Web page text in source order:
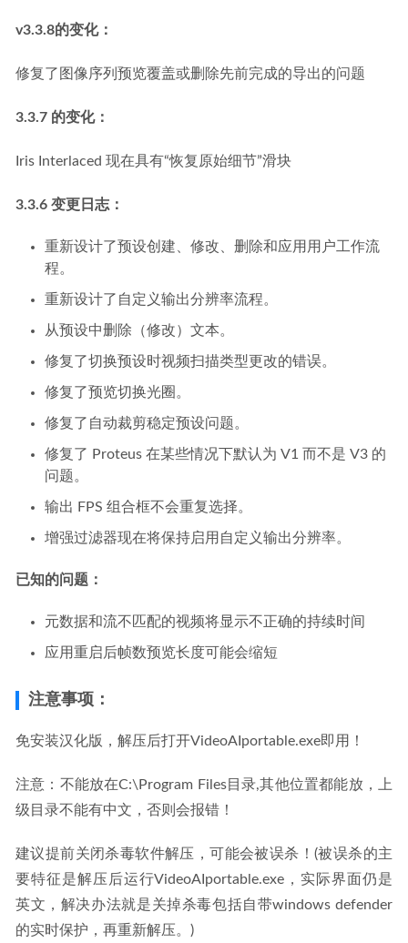
v3.3.8的变化：
修复了图像序列预览覆盖或删除先前完成的导出的问题
3.3.7 的变化：
Iris Interlaced 现在具有“恢复原始细节”滑块
3.3.6 变更日志：
重新设计了预设创建、修改、删除和应用用户工作流
程。
重新设计了自定义输出分辨率流程。
从预设中删除（修改）文本。
修复了切换预设时视频扫描类型更改的错误。
修复了预览切换光圈。
修复了自动裁剪稳定预设问题。
修复了 Proteus 在某些情况下默认为 V1 而不是 V3 的
问题。
输出 FPS 组合框不会重复选择。
增强过滤器现在将保持启用自定义输出分辨率。
已知的问题：
元数据和流不匹配的视频将显示不正确的持续时间
应用重启后帧数预览长度可能会缩短
注意事项：
免安装汉化版，解压后打开VideoAIportable.exe即用！
注意：不能放在C:\Program Files目录,其他位置都能放，上
级目录不能有中文，否则会报错！
建议提前关闭杀毒软件解压，可能会被误杀！(被误杀的主
要特征是解压后运行VideoAIportable.exe，实际界面仍是
英文，解决办法就是关掉杀毒包括自带windows defender
的实时保护，再重新解压。)